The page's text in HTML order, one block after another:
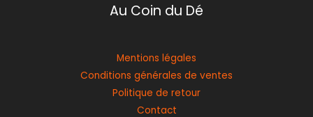
Au Coin du Dé
Mentions légales
Conditions générales de ventes
Politique de retour
Contact